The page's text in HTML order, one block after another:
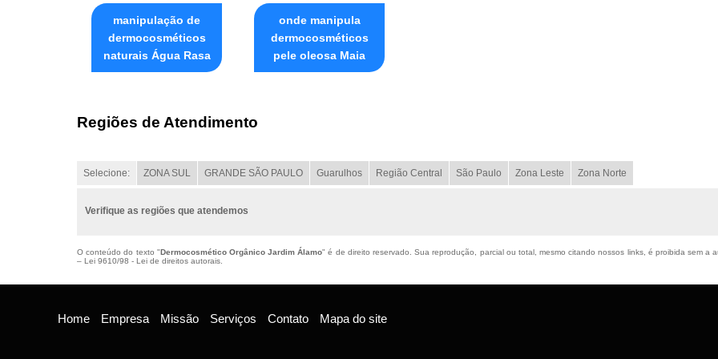
manipulação de
dermocosméticos
naturais Água Rasa
onde manipula
dermocosméticos
pele oleosa Maia
Regiões de Atendimento
Selecione: ZONA SUL GRANDE SÃO PAULO Guarulhos Região Central São Paulo Zona Leste Zona Norte
Verifique as regiões que atendemos
O conteúdo do texto "Dermocosmético Orgânico Jardim Álamo" é de direito reservado. Sua reprodução, parcial ou total, mesmo citando nossos links, é proibida sem
– Lei 9610/98 - Lei de direitos autorais
Home Empresa Missão Serviços Contato Mapa do site